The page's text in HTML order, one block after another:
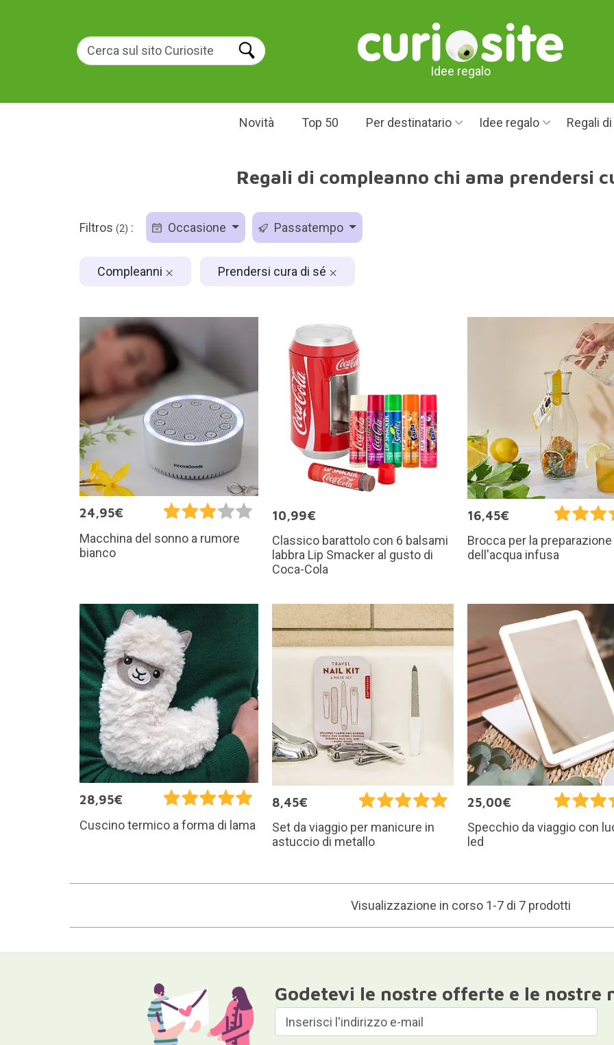
Idee regalo
Novità Top 50 Per destinatario Idee regalo Regali
Regali di compleanno chi ama prendersi
Filtros (2) : Occasione Passatempo
Compleanni Prendersi cura di sé
24,95€
Macchina del sonno a rumore
bianco
10,99€
Classico barattolo con 6 balsami
labbra Lip Smacker al gusto di
Coca-Cola
16,45€
Brocca per la preparazione
dell'acqua infusa
28,95€
Cuscino termico a forma di lama
8,45€
Set da viaggio per manicure in
astuccio di metallo
25,00€
Specchio da viaggio con
led
Visualizzazione in corso 1-7 di 7 prodotti
Godetevi le nostre offerte e le nostre